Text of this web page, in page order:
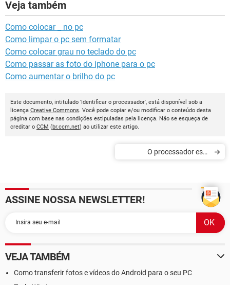
Veja também
Como colocar _ no pc
Como limpar o pc sem formatar
Como colocar grau no teclado do pc
Como passar as foto do iphone para o pc
Como aumentar o brilho do pc
Este documento, intitulado 'Identificar o processador', está disponível sob a
licença Creative Commons. Você pode copiar e/ou modificar o conteúdo desta
página com base nas condições estipuladas pela licença. Não se esqueça de
creditar o CCM (br.ccm.net) ao utilizar este artigo.
O processador está
ASSINE NOSSA NEWSLETTER!
VEJA TAMBÉM
Como transferir fotos e vídeos do Android para o seu PC